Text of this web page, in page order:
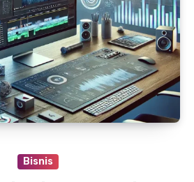
Bisnis